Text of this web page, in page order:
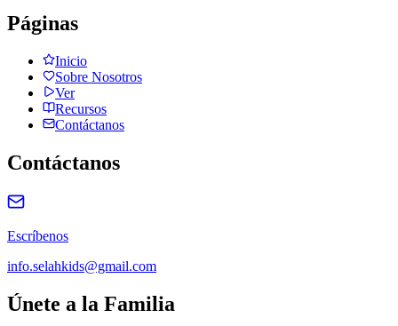
Páginas
Inicio
Sobre Nosotros
Ver
Recursos
Contáctanos
Contáctanos
Escríbenos
info.selahkids@gmail.com
Únete a la Familia